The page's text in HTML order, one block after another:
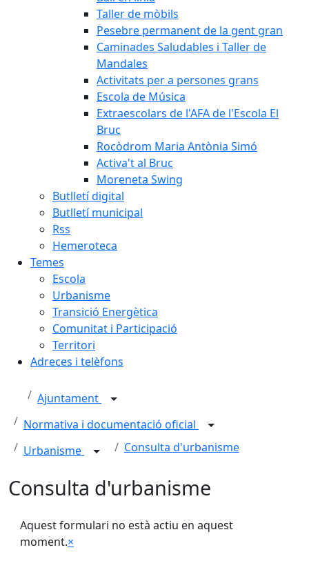
Taller de mòbils
Pesebre permanent de la gent gran
Caminades Saludables i Taller de
Mandales
Activitats per a persones grans
Escola de Música
Extraescolars de l'AFA de l'Escola El
Bruc
Rocòdrom Maria Antònia Simó
Activa't al Bruc
Moreneta Swing
Butlletí digital
Butlletí municipal
Rss
Hemeroteca
Temes
Escola
Urbanisme
Transició Energètica
Comunitat i Participació
Territori
Adreces i telèfons
Ajuntament
Normativa i documentació oficial
Urbanisme
Consulta d'urbanisme
Consulta d'urbanisme
Aquest formulari no està actiu en aquest
moment.×